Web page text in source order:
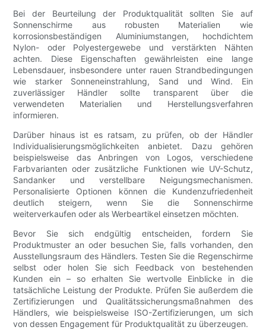
Bei der Beurteilung der Produktqualität sollten Sie auf
Sonnenschirme aus robusten Materialien wie
korrosionsbeständigen Aluminiumstangen, hochdichtem
Nylon- oder Polyestergewebe und verstärkten Nähten
achten. Diese Eigenschaften gewährleisten eine lange
Lebensdauer, insbesondere unter rauen Strandbedingungen
wie starker Sonneneinstrahlung, Sand und Wind. Ein
zuverlässiger Händler sollte transparent über die
verwendeten Materialien und Herstellungsverfahren
informieren.
Darüber hinaus ist es ratsam, zu prüfen, ob der Händler
Individualisierungsmöglichkeiten anbietet. Dazu gehören
beispielsweise das Anbringen von Logos, verschiedene
Farbvarianten oder zusätzliche Funktionen wie UV-Schutz,
Sandanker und verstellbare Neigungsmechanismen.
Personalisierte Optionen können die Kundenzufriedenheit
deutlich steigern, wenn Sie die Sonnenschirme
weiterverkaufen oder als Werbeartikel einsetzen möchten.
Bevor Sie sich endgültig entscheiden, fordern Sie
Produktmuster an oder besuchen Sie, falls vorhanden, den
Ausstellungsraum des Händlers. Testen Sie die Regenschirme
selbst oder holen Sie sich Feedback von bestehenden
Kunden ein – so erhalten Sie wertvolle Einblicke in die
tatsächliche Leistung der Produkte. Prüfen Sie außerdem die
Zertifizierungen und Qualitätssicherungsmaßnahmen des
Händlers, wie beispielsweise ISO-Zertifizierungen, um sich
von dessen Engagement für Produktqualität zu überzeugen.